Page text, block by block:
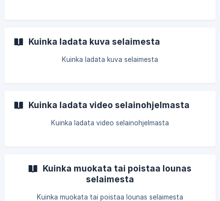
Kuinka ladata kuva selaimesta
Kuinka ladata kuva selaimesta
Kuinka ladata video selainohjelmasta
Kuinka ladata video selainohjelmasta
Kuinka muokata tai poistaa lounas
selaimesta
Kuinka muokata tai poistaa lounas selaimesta